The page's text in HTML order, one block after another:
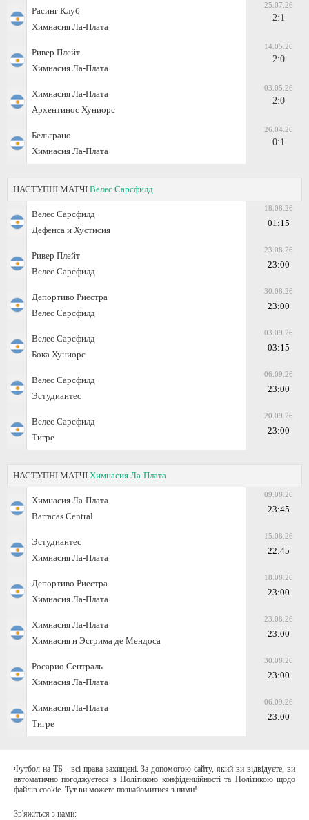
Расинг Клуб
Химнасия Ла-Плата
25.07.26
2:1
Ривер Плейт
Химнасия Ла-Плата
14.05.26
2:0
Химнасия Ла-Плата
Архентинос Хуниорс
03.05.26
2:0
Бельграно
Химнасия Ла-Плата
26.04.26
0:1
НАСТУПНІ МАТЧІ Велес Сарсфилд
Велес Сарсфилд
Дефенса и Хустисия
18.08.26
01:15
Ривер Плейт
Велес Сарсфилд
23.08.26
23:00
Депортиво Риестра
Велес Сарсфилд
30.08.26
23:00
Велес Сарсфилд
Бока Хуниорс
03.09.26
03:15
Велес Сарсфилд
Эстудиантес
06.09.26
23:00
Велес Сарсфилд
Тигре
20.09.26
23:00
НАСТУПНІ МАТЧІ Химнасия Ла-Плата
Химнасия Ла-Плата
Barracas Central
09.08.26
23:45
Эстудиантес
Химнасия Ла-Плата
15.08.26
22:45
Депортиво Риестра
Химнасия Ла-Плата
18.08.26
23:00
Химнасия Ла-Плата
Химнасия и Эсгрима де Мендоса
23.08.26
23:00
Росарио Сентраль
Химнасия Ла-Плата
30.08.26
23:00
Химнасия Ла-Плата
Тигре
06.09.26
23:00
Футбол на ТБ - всі права захищені. За допомогою сайту, який ви відвідуєте, ви
автоматично погоджуєтеся з Політикою конфіденційності та Політикою щодо
файлів cookie. Тут ви можете познайомитися з ними!
Зв'яжіться з нами: